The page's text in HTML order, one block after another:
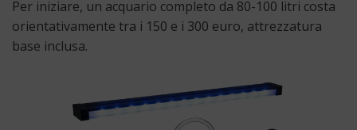
Per iniziare, un acquario completo da 80-100 litri costa
orientativamente tra i 150 e i 300 euro, attrezzatura
base inclusa.